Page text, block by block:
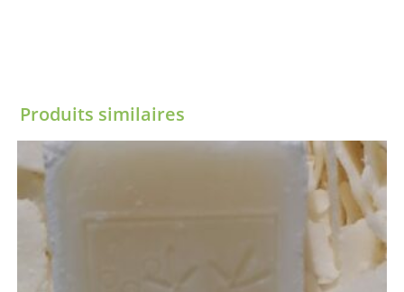
Produits similaires